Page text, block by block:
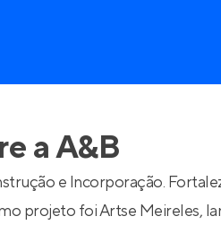
aA&B
e Incorporação.
projeto foiArtse Meireles,